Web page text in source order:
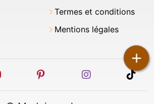
+
Termes et conditions
Mentions légales
youtube pinterest instagram